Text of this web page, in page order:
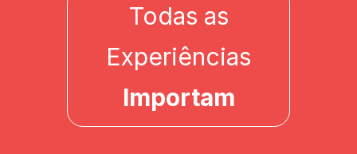
Todas as
Experiências
Importam